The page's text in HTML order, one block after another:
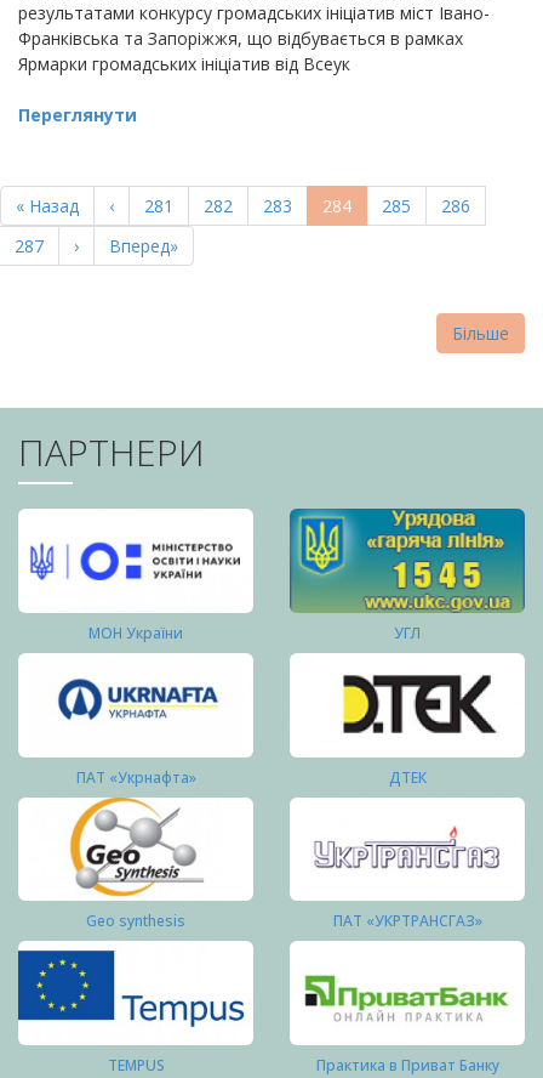
результатами конкурсу громадських ініціатив міст Івано-
Франківська та Запоріжжя, що відбувається в рамках
Ярмарки громадських ініціатив від Всеук
Переглянути
НА
СТОРІНКИ
Перша
сторінка
« Назад
Попередня
сторінка
‹ Page
281 Page
282 Page
283
Поточна
сторінка
284 Page
285 Page
286
Page
287
Наступна
сторінка
›
Остання
сторінка
Вперед»
Більше
ПАРТНЕРИ
МОН України УГЛ
ПАТ «Укрнафта» ДТЕК
Geo synthesis ПАТ «УКРТРАНСГАЗ»
TEMPUS Практика в Приват Банку